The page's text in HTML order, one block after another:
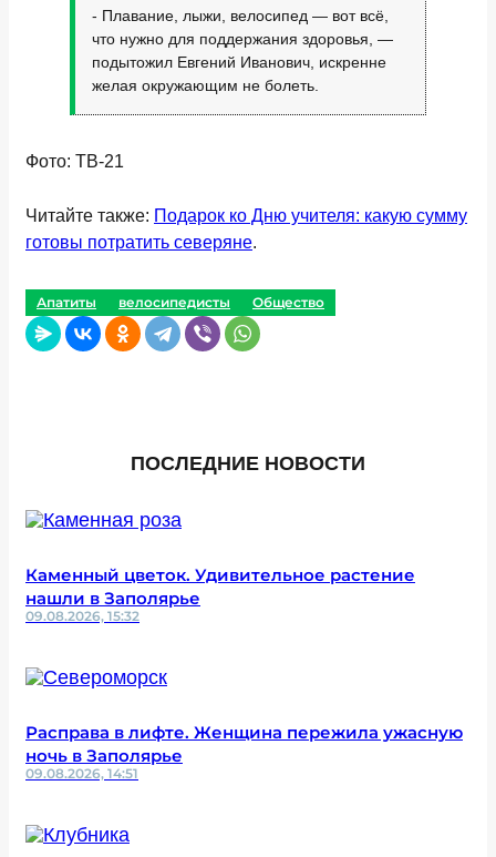
- Плавание, лыжи, велосипед — вот всё,
что нужно для поддержания здоровья, —
подытожил Евгений Иванович, искренне
желая окружающим не болеть.
Фото: ТВ-21
Читайте также: Подарок ко Дню учителя: какую сумму
готовы потратить северяне.
Апатиты велосипедисты Общество
ПОСЛЕДНИЕ НОВОСТИ
Каменный цветок. Удивительное растение
нашли в Заполярье
09.08.2026, 15:32
Расправа в лифте. Женщина пережила ужасную
ночь в Заполярье
09.08.2026, 14:51